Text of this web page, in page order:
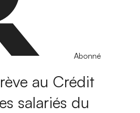
Abonné
au Crédit
salariés du